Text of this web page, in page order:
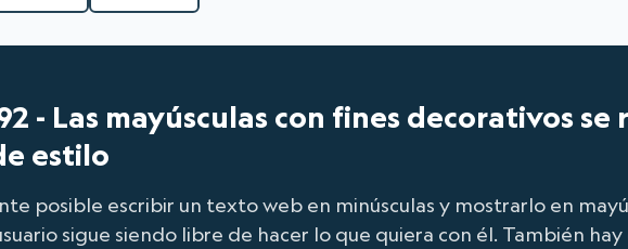
- Las mayúsculas con fines decorativos
estilo
posible escribir un texto web en minúsculas y mostrarlo en
sigue siendo libre de hacer lo que quiera con él. También